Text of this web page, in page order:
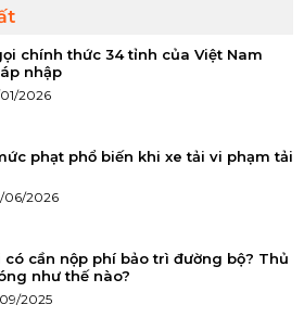
chính thức 34 tỉnh của Việt Nam
nhập
2026
phạt phổ biến khi xe tải vi phạm tải
06/2026
có cần nộp phí bảo trì đường bộ? Thủ
như thế nào?
2025